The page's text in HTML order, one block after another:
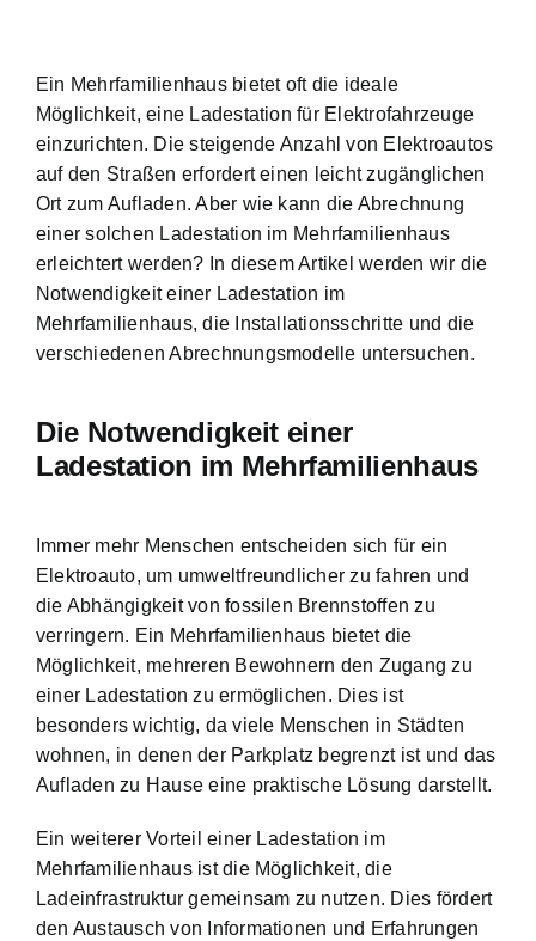
Ein Mehrfamilienhaus bietet oft die ideale
Möglichkeit, eine Ladestation für Elektrofahrzeuge
einzurichten. Die steigende Anzahl von Elektroautos
auf den Straßen erfordert einen leicht zugänglichen
Ort zum Aufladen. Aber wie kann die Abrechnung
einer solchen Ladestation im Mehrfamilienhaus
erleichtert werden? In diesem Artikel werden wir die
Notwendigkeit einer Ladestation im
Mehrfamilienhaus, die Installationsschritte und die
verschiedenen Abrechnungsmodelle untersuchen.
Die Notwendigkeit einer
Ladestation im Mehrfamilienhaus
Immer mehr Menschen entscheiden sich für ein
Elektroauto, um umweltfreundlicher zu fahren und
die Abhängigkeit von fossilen Brennstoffen zu
verringern. Ein Mehrfamilienhaus bietet die
Möglichkeit, mehreren Bewohnern den Zugang zu
einer Ladestation zu ermöglichen. Dies ist
besonders wichtig, da viele Menschen in Städten
wohnen, in denen der Parkplatz begrenzt ist und das
Aufladen zu Hause eine praktische Lösung darstellt.
Ein weiterer Vorteil einer Ladestation im
Mehrfamilienhaus ist die Möglichkeit, die
Ladeinfrastruktur gemeinsam zu nutzen. Dies fördert
den Austausch von Informationen und Erfahrungen